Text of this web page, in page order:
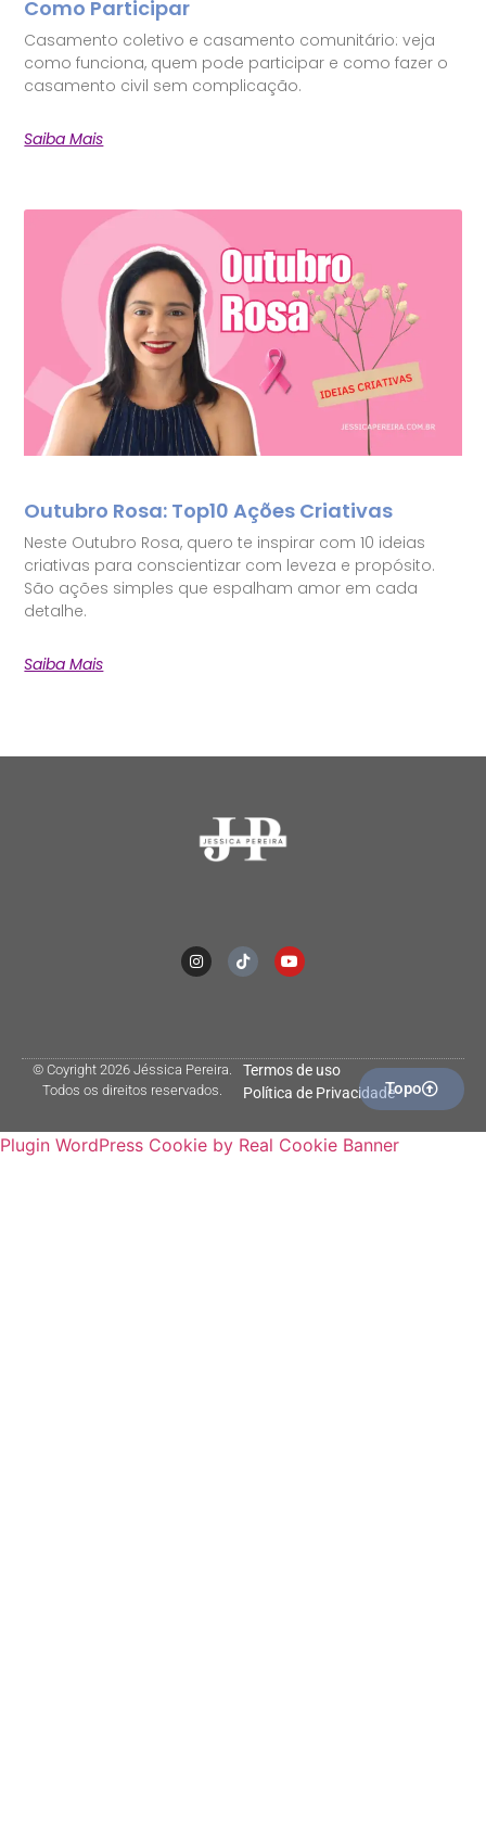
Como Participar
Casamento coletivo e casamento comunitário: veja
como funciona, quem pode participar e como fazer o
casamento civil sem complicação.
Saiba Mais
Outubro Rosa: Top10 Ações Criativas
Neste Outubro Rosa, quero te inspirar com 10 ideias
criativas para conscientizar com leveza e propósito.
São ações simples que espalham amor em cada
detalhe.
Saiba Mais
© Coyright 2026 Jéssica Pereira.
Todos os direitos reservados.
Termos de uso
Política de PrivacidadeTopo
Plugin WordPress Cookie by Real Cookie Banner